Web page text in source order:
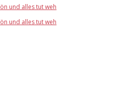
und alles tut weh
und alles tut weh